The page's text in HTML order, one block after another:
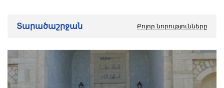
Տարածաշրջան Բոլոր նորությունները